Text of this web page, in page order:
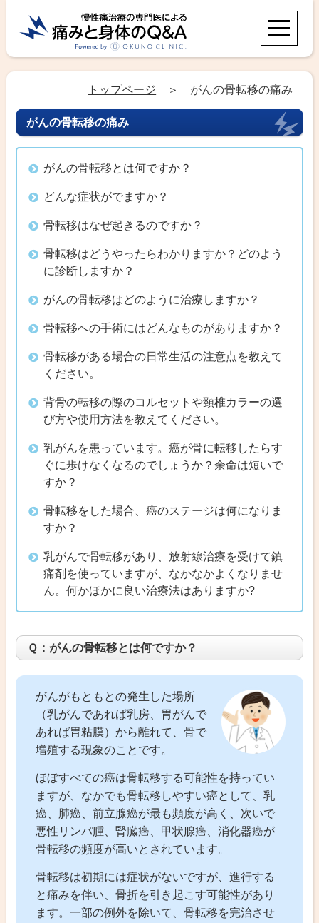
トップページ ＞ がんの骨転移の痛み
がんの骨転移の痛み
がんの骨転移とは何ですか？
どんな症状がでますか？
骨転移はなぜ起きるのですか？
骨転移はどうやったらわかりますか？どのよう
に診断しますか？
がんの骨転移はどのように治療しますか？
骨転移への手術にはどんなものがありますか？
骨転移がある場合の日常生活の注意点を教えて
ください。
背骨の転移の際のコルセットや頸椎カラーの選
び方や使用方法を教えてください。
乳がんを患っています。癌が骨に転移したらす
ぐに歩けなくなるのでしょうか？余命は短いで
すか？
骨転移をした場合、癌のステージは何になりま
すか？
乳がんで骨転移があり、放射線治療を受けて鎮
痛剤を使っていますが、なかなかよくなりませ
ん。何かほかに良い治療法はありますか?
Ｑ：がんの骨転移とは何ですか？
がんがもともとの発生した場所
（乳がんであれば乳房、胃がんで
あれば胃粘膜）から離れて、骨で
増殖する現象のことです。
ほぼすべての癌は骨転移する可能性を持ってい
ますが、なかでも骨転移しやすい癌として、乳
癌、肺癌、前立腺癌が最も頻度が高く、次いで
悪性リンパ腫、腎臓癌、甲状腺癌、消化器癌が
骨転移の頻度が高いとされています。
骨転移は初期には症状がないですが、進行する
と痛みを伴い、骨折を引き起こす可能性があり
ます。一部の例外を除いて、骨転移を完治させ